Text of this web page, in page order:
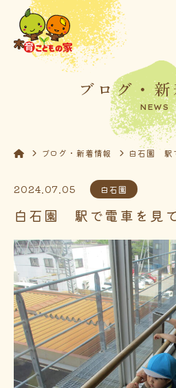
ブログ・
NEWS
ブログ・新着情報 白石園 駅
2024.07.05 白石園
白石園 駅で電車を見